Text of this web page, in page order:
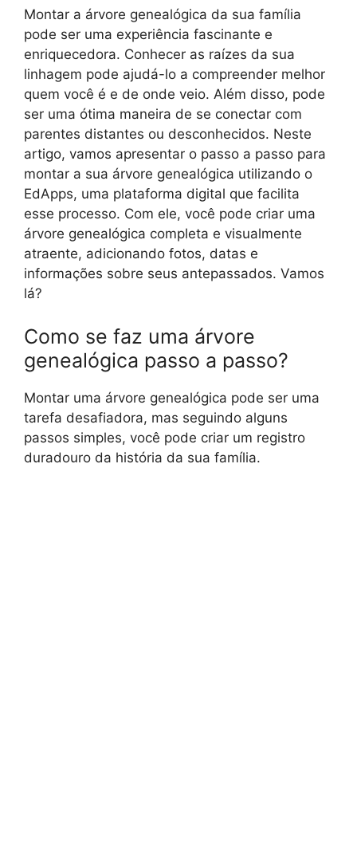
Montar a árvore genealógica da sua família
pode ser uma experiência fascinante e
enriquecedora. Conhecer as raízes da sua
linhagem pode ajudá-lo a compreender melhor
quem você é e de onde veio. Além disso, pode
ser uma ótima maneira de se conectar com
parentes distantes ou desconhecidos. Neste
artigo, vamos apresentar o passo a passo para
montar a sua árvore genealógica utilizando o
EdApps, uma plataforma digital que facilita
esse processo. Com ele, você pode criar uma
árvore genealógica completa e visualmente
atraente, adicionando fotos, datas e
informações sobre seus antepassados. Vamos
lá?
Como se faz uma árvore
genealógica passo a passo?
Montar uma árvore genealógica pode ser uma
tarefa desafiadora, mas seguindo alguns
passos simples, você pode criar um registro
duradouro da história da sua família.